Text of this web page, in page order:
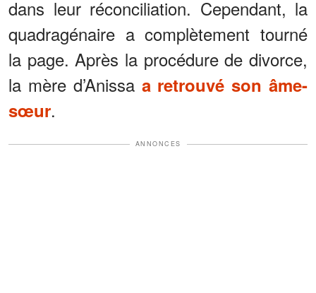
dans leur réconciliation. Cependant, la
quadragénaire a complètement tourné
la page. Après la procédure de divorce,
la mère d’Anissa a retrouvé son âme-
sœur.
ANNONCES